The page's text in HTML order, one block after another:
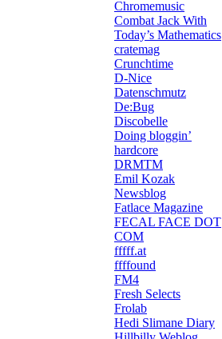
Chromemusic
Combat Jack With
Today’s Mathematics
cratemag
Crunchtime
D-Nice
Datenschmutz
De:Bug
Discobelle
Doing bloggin’
hardcore
DRMTM
Emil Kozak
Newsblog
Fatlace Magazine
FECAL FACE DOT
COM
fffff.at
ffffound
FM4
Fresh Selects
Frolab
Hedi Slimane Diary